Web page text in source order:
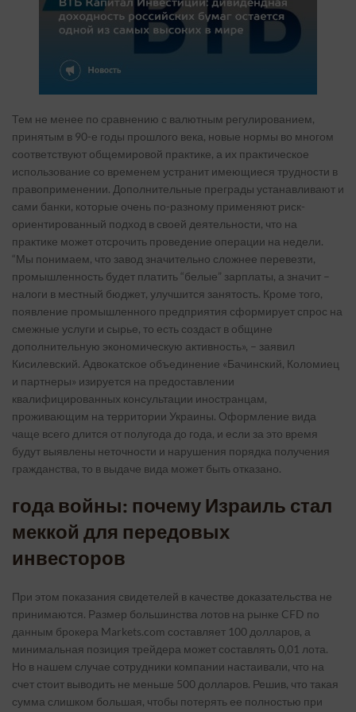
Тем не менее по сравнению с валютным регулированием,
принятым в 90-е годы прошлого века, новые нормы во многом
соответствуют общемировой практике, а их практическое
использование со временем устранит имеющиеся трудности в
правоприменении. Дополнительные преграды устанавливают и
сами банки, которые очень по-разному применяют риск-
ориентированный подход в своей деятельности, что на
практике может отсрочить проведение операции на недели.
“Мы понимаем, что завод значительно сложнее перевезти,
промышленность будет платить “белые” зарплаты, а значит –
налоги в местный бюджет, улучшится занятость. Кроме того,
появление промышленного предприятия сформирует спрос на
смежные услуги и сырье, то есть создаст в общине
дополнительную экономическую активность», – заявил
Кисилевский. Адвокатское объединение «Бачинский, Коломиец
и партнеры» изируется на предоставлении
квалифицированных консультации иностранцам,
проживающим на территории Украины. Оформление вида
чаще всего длится от полугода до года, и если за это время
будут выявлены неточности и нарушения порядка получения
гражданства, то в выдаче вида может быть отказано.
года войны: почему Израиль стал
меккой для передовых
инвесторов
При этом показания свидетелей в качестве доказательства не
принимаются. Размер большинства лотов на рынке CFD по
данным брокера Markets.com составляет 100 долларов, а
минимальная позиция трейдера может составлять 0,01 лота.
Но в нашем случае сотрудники компании настаивали, что на
счет стоит выводить не меньше 500 долларов. Решив, что такая
сумма слишком большая, чтобы потерять ее полностью при